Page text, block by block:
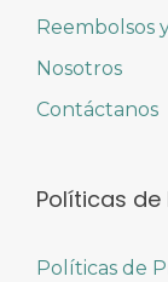
Reembolsos
Nosotros
Contáctanos
Políticas
Políticas de